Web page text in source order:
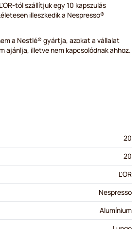
tól szállítjuk egy 10 kapszulás
illeszkedik a Nespresso®
a Nestlé® gyártja, azokat a vállalat
ajánlja, illetve nem kapcsolódnak ahhoz.
20
20
L'OR
Nespresso
Alumínium